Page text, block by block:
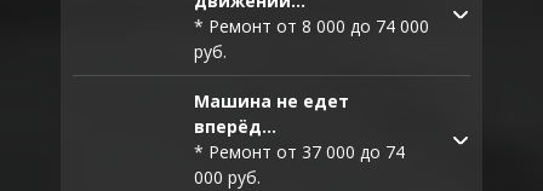
* Ремонт от 8 000 до 74 000
руб.
Машина не едет
вперёд...
* Ремонт от 37 000 до 74
000 руб.